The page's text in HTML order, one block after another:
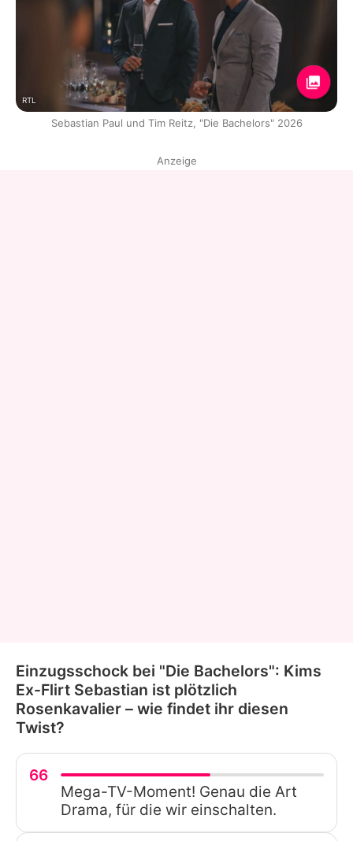
RTL
Sebastian Paul und Tim Reitz, "Die Bachelors" 2026
Anzeige
Einzugsschock bei "Die Bachelors": Kims
Ex-Flirt Sebastian ist plötzlich
Rosenkavalier – wie findet ihr diesen
Twist?
66
Mega-TV-Moment! Genau die Art
Drama, für die wir einschalten.